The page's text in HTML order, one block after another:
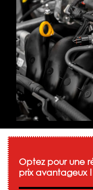
Optez pour une
prix avantageux !